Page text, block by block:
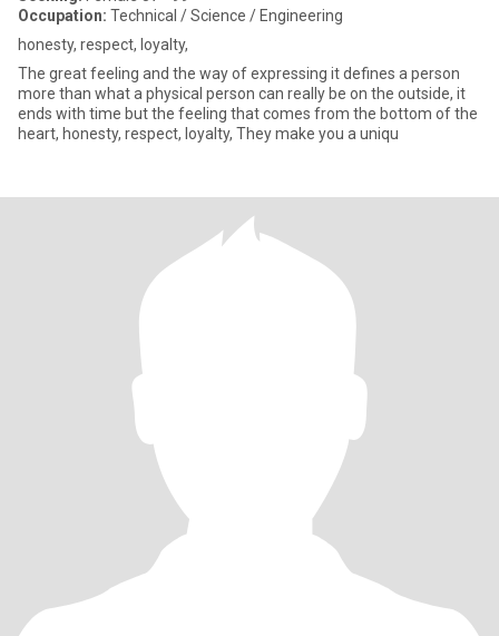
Occupation: Technical / Science / Engineering
honesty, respect, loyalty,
The great feeling and the way of expressing it defines a person
more than what a physical person can really be on the outside, it
ends with time but the feeling that comes from the bottom of the
heart, honesty, respect, loyalty, They make you a uniqu